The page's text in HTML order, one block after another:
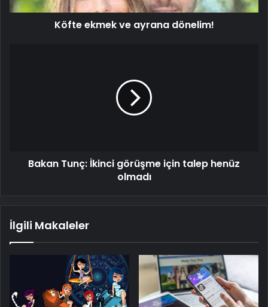
Köfte ekmek ve ayrana dönelim!
Bakan Tunç: İkinci görüşme için talep henüz
olmadı
İlgili Makaleler